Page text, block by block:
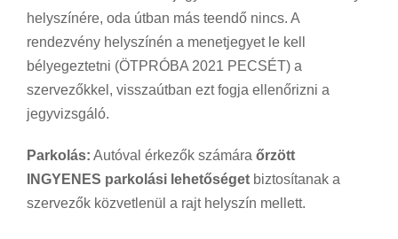
helyszínére, oda útban más teendő nincs. A
rendezvény helyszínén a menetjegyet le kell
bélyegeztetni (ÖTPRÓBA 2021 PECSÉT) a
szervezőkkel, visszaútban ezt fogja ellenőrizni a
jegyvizsgáló.
Parkolás: Autóval érkezők számára őrzött
INGYENES parkolási lehetőséget biztosítanak a
szervezők közvetlenül a rajt helyszín mellett.